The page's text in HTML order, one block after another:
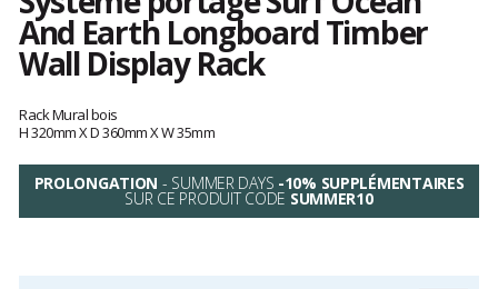
And Earth Longboard Timber
Wall Display Rack
avis
clients
Rack Mural bois
H 320mm X D 360mm X W 35mm
PROLONGATION - SUMMER DAYS -10% SUPPLÉMENTAIRES
SUR CE PRODUIT CODE SUMMER10